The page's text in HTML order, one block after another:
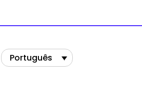
Português